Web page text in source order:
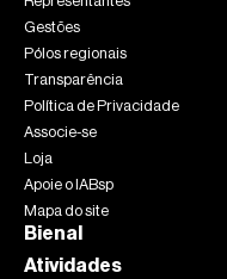
Gestões
Pólos regionais
Transparência
Política de Privacidade
Associe-se
Loja
Apoie o IABsp
Mapa do site
Bienal
Atividades